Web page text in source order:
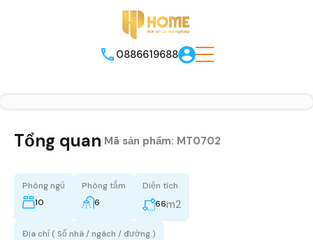
0886619688
Tổng quan Mã sản phẩm: MT0702
Phòng ngủ
10
Phòng tắm
6
Diện tích
66m2
Địa chỉ ( Số nhà / ngách / đường )